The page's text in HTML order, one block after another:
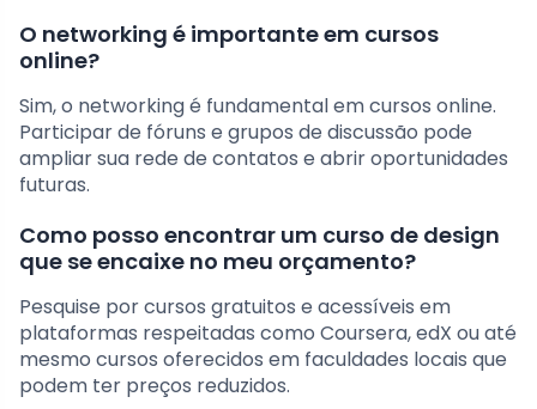
O networking é importante em cursos
online?
Sim, o networking é fundamental em cursos online.
Participar de fóruns e grupos de discussão pode
ampliar sua rede de contatos e abrir oportunidades
futuras.
Como posso encontrar um curso de design
que se encaixe no meu orçamento?
Pesquise por cursos gratuitos e acessíveis em
plataformas respeitadas como Coursera, edX ou até
mesmo cursos oferecidos em faculdades locais que
podem ter preços reduzidos.